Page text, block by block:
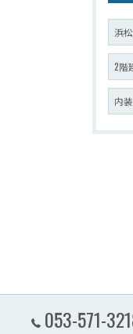
浜
2階
内装
053-571-